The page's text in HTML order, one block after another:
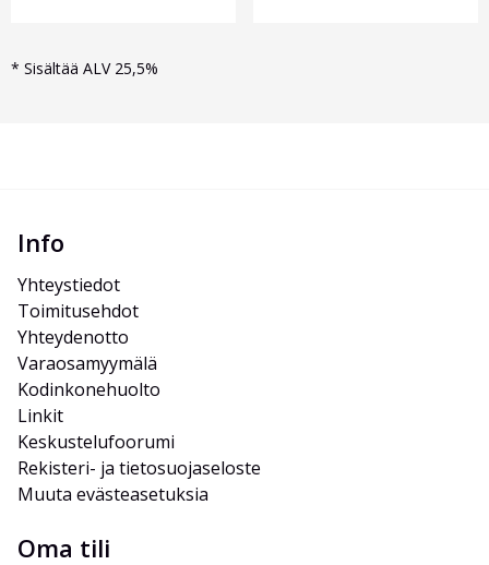
* Sisältää ALV 25,5%
Info
Yhteystiedot
Toimitusehdot
Yhteydenotto
Varaosamyymälä
Kodinkonehuolto
Linkit
Keskustelufoorumi
Rekisteri- ja tietosuojaseloste
Muuta evästeasetuksia
Oma tili